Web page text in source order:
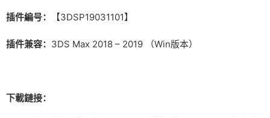
插件編号： 【3DSP19031101】
插件兼容： 3DS Max 2018 – 2019 （Win版本）
下載鏈接：